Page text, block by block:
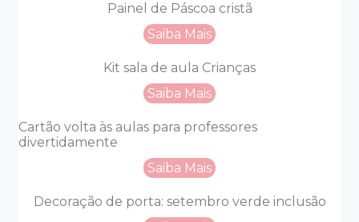
Painel de Páscoa cristã
Saiba Mais
Kit sala de aula Crianças
Saiba Mais
Cartão volta às aulas para professores
divertidamente
Saiba Mais
Decoração de porta: setembro verde inclusão